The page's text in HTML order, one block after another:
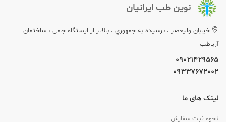
نوین طب ایرانیان
خيابان وليعصر ، نرسيده به جمهوري ، بالاتر از ایستگاه جامی ، ساختمان
آریاطب
09021429565
09337672002
لینک های ما
نحوه ثبت سفارش